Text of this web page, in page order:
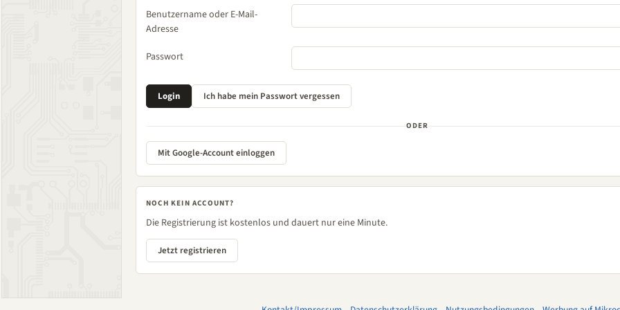
Benutzername oder E-Mail-
Adresse
Passwort
ODER
Mit Google-Account einloggen
NOCH KEIN ACCOUNT?
Die Registrierung ist kostenlos und dauert nur eine Minute.
Jetzt registrieren